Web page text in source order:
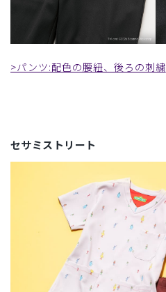
>パンツ:配色の腰紐、後ろの刺繍
セサミストリート